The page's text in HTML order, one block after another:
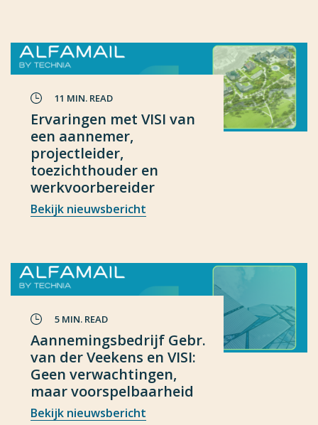
11 MIN. READ
Ervaringen met VISI van
een aannemer,
projectleider,
toezichthouder en
werkvoorbereider
Bekijk nieuwsbericht
5 MIN. READ
Aannemingsbedrijf Gebr.
van der Veekens en VISI:
Geen verwachtingen,
maar voorspelbaarheid
Bekijk nieuwsbericht